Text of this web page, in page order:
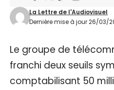
Dernière mise à jour 26/03/
La Lettre de l'Audiovisuel
Le groupe de
franchi deux seuils
comptabilisant 50